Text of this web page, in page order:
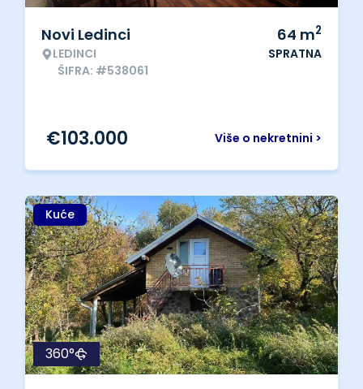
Novi Ledinci
LEDINCI
ŠIFRA: #538061
64 m2
SPRATNA
Više o nekretnini >
€103.000
Kuće
360°